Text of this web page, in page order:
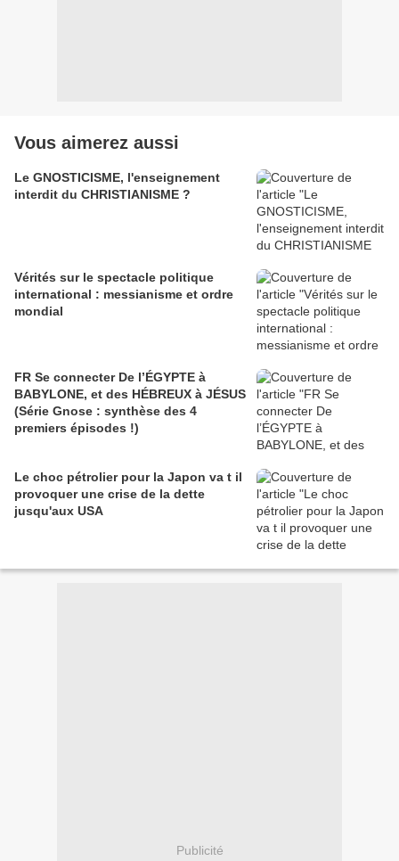
Vous aimerez aussi
Le GNOSTICISME, l'enseignement
interdit du CHRISTIANISME ?
Vérités sur le spectacle politique
international : messianisme et ordre
mondial
FR Se connecter De l’ÉGYPTE à
BABYLONE, et des HÉBREUX à JÉSUS
(Série Gnose : synthèse des 4
premiers épisodes !)
Le choc pétrolier pour la Japon va t il
provoquer une crise de la dette
jusqu'aux USA
Publicité